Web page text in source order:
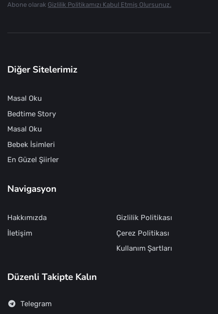
Abone olarak Gizlilik Politikamızı Kabul Etmiş Olursunuz.
Diğer Sitelerimiz
Masal Oku
Bedtime Story
Masal Oku
Bebek İsimleri
En Güzel Şiirler
Navigasyon
Hakkımızda
İletişim
Gizlilik Politikası
Çerez Politikası
Kullanım Şartları
Düzenli Takipte Kalın
Telegram